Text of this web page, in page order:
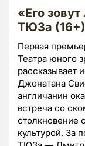
«Его
ТЮЗа (16+)
Первая
Театра юного
рассказывает
Джонатана
англичанин
встреча со
столкновение
культурой. За